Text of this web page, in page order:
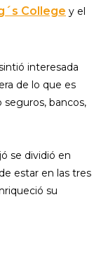
College y el
interesada
de lo que es
bancos,
se dividió en
estar en las tres
su